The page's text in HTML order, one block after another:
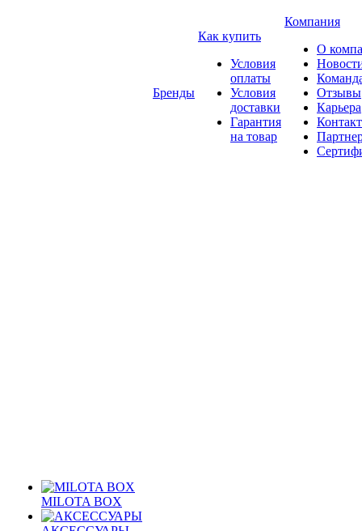
MILOTA BOX
Бренды
Как купить
Условия
оплаты
Условия
доставки
Гарантия
на товар
Компания
О
Отзывы
Карьера